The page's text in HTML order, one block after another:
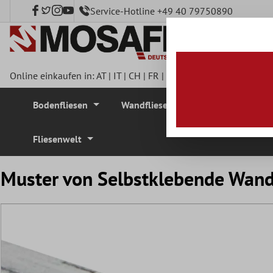
springen Service-Hotline +49 40 79750890
Online einkaufen in:AT| IT| CH | FR |
Bodenfliesen Wandfliesen
Fliesenwelt
Muster von Selbstklebende